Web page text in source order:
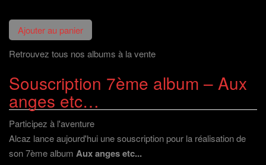
Retrouvez tous nos albums à la vente
Souscription 7ème album – Aux
anges etc…
Participez à l'aventure
Alcaz lance aujourd'hui une souscription pour la réalisation de
son 7ème album Aux anges etc...